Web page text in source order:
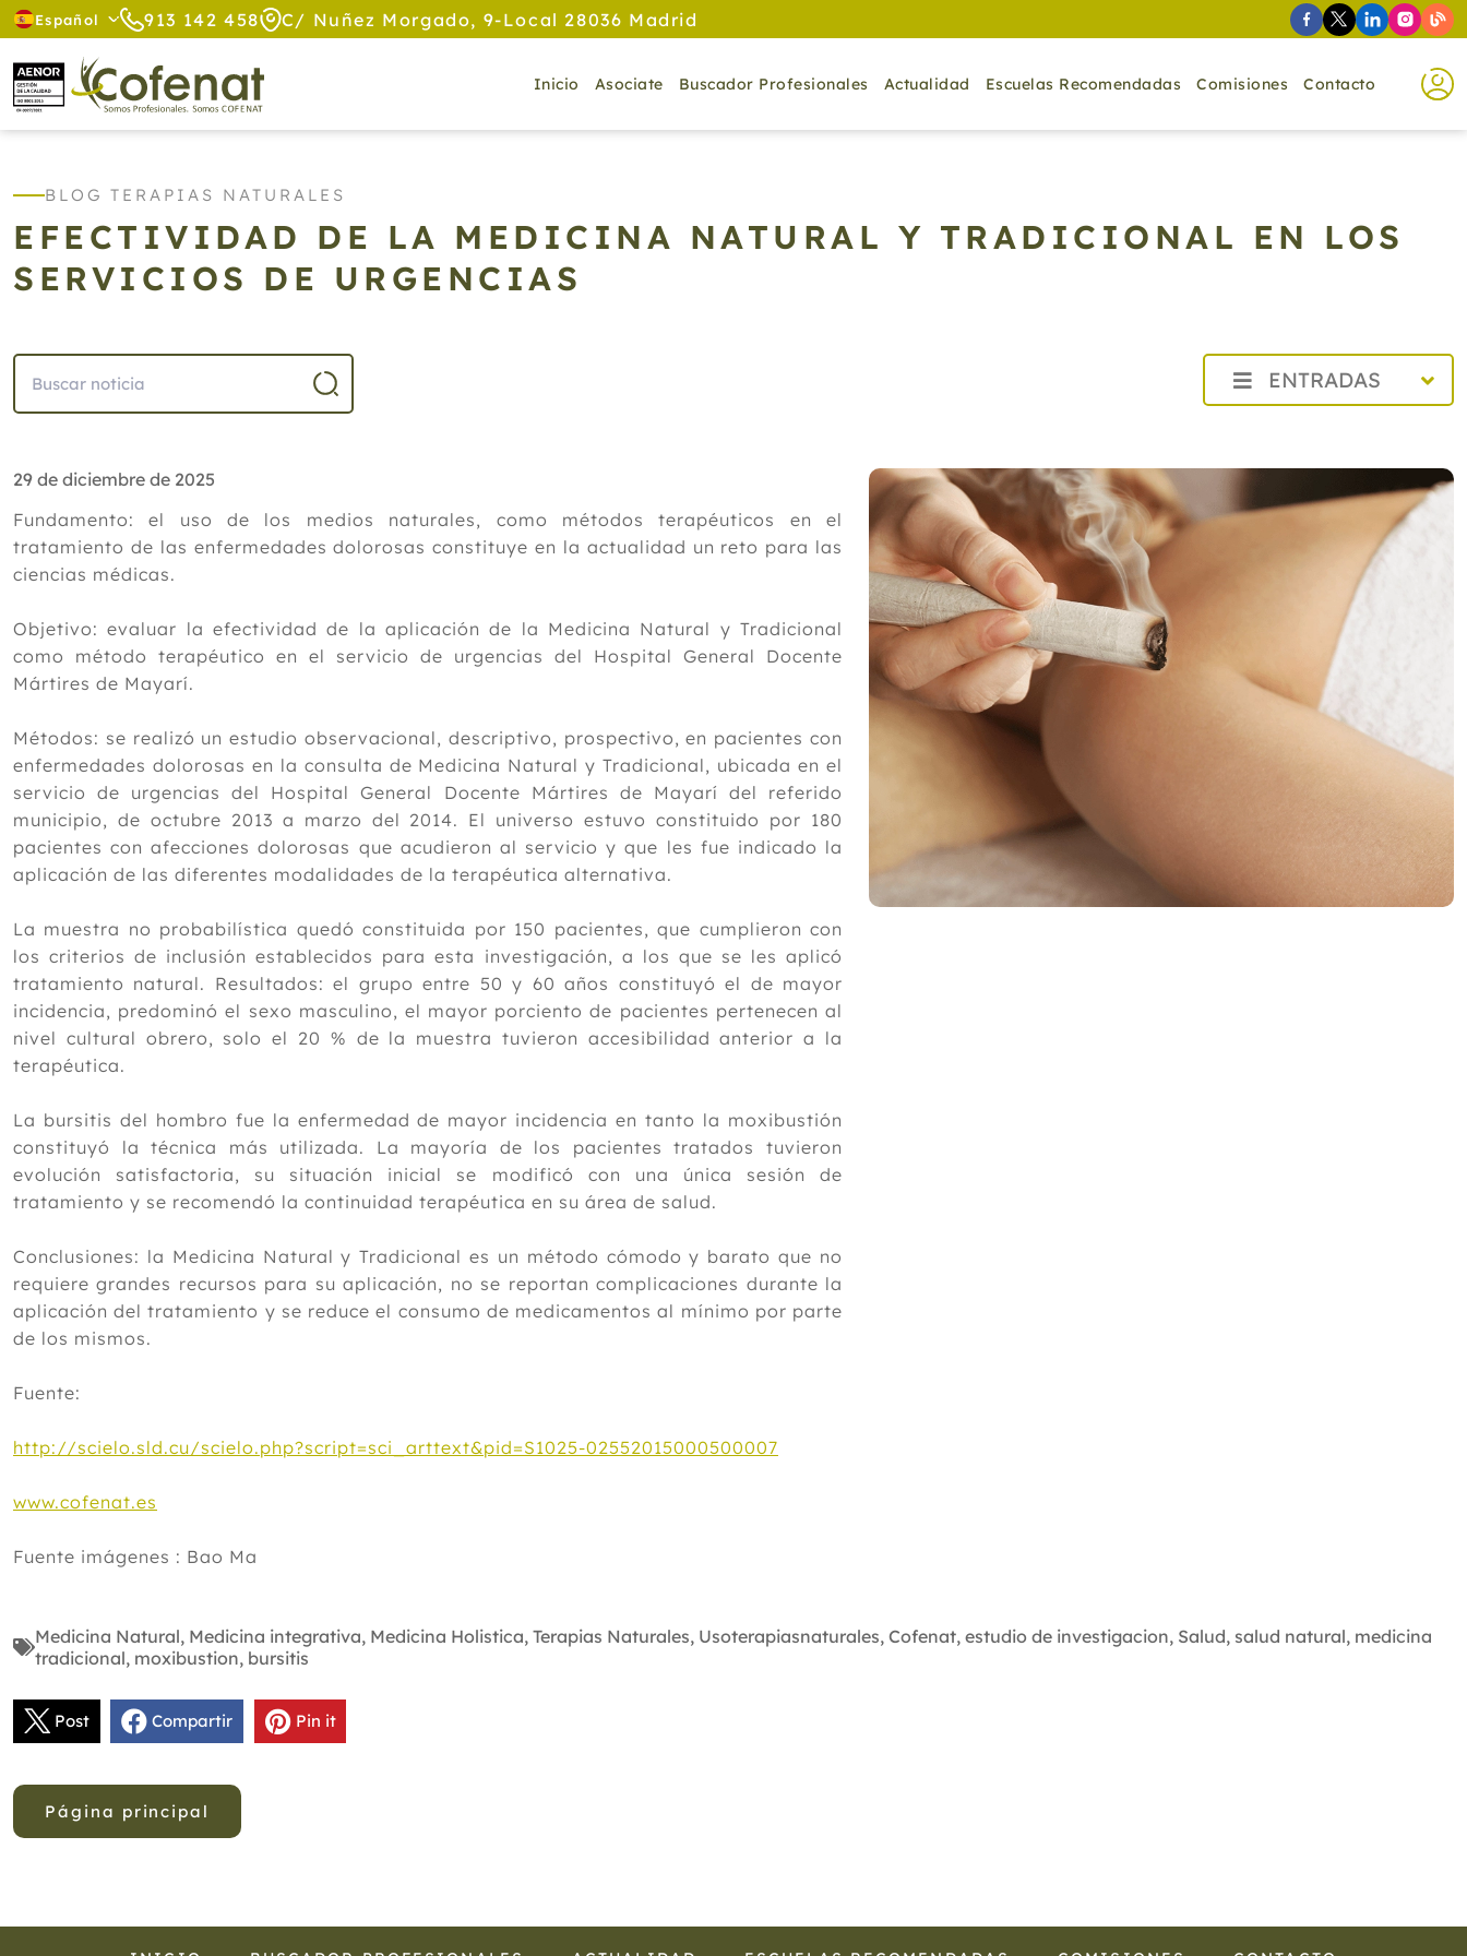
Español 913 142 458 C/ Nuñez Morgado, 9-Local 28036 Madrid
Inicio Asociate Buscador Profesionales Actualidad Escuelas Recomendadas Comisiones Contacto
BLOG TERAPIAS NATURALES
EFECTIVIDAD DE LA MEDICINA NATURAL Y TRADICIONAL EN LOS
SERVICIOS DE URGENCIAS
ENTRADAS
2025
Diciembre
Efectividad de la Medicina Natural y
Tradicional en los servicios de
urgencias
Cómo las Terapias Naturales ayudan a
mantener la salud digestiva frente a los
excesos navideños
Remedios naturales para mejorar la
digestión en Navidad
Cofenat propone las Flores de Bach
como aliadas naturales contra el bajón
Análisis de la Eficacia de la acupuntura
La inmediatez que nos enferma
El efecto del yoga sobre el estrés, la
ansiedad y la depresión en las mujeres
2016
29 de diciembre de 2025
Fundamento: el uso de los medios naturales, como métodos terapéuticos en el
tratamiento de las enfermedades dolorosas constituye en la actualidad un reto para las
ciencias médicas.
Objetivo: evaluar la efectividad de la aplicación de la Medicina Natural y Tradicional
como método terapéutico en el servicio de urgencias del Hospital General Docente
Mártires de Mayarí.
Métodos: se realizó un estudio observacional, descriptivo, prospectivo, en pacientes con
enfermedades dolorosas en la consulta de Medicina Natural y Tradicional, ubicada en el
servicio de urgencias del Hospital General Docente Mártires de Mayarí del referido
municipio, de octubre 2013 a marzo del 2014. El universo estuvo constituido por 180
pacientes con afecciones dolorosas que acudieron al servicio y que les fue indicado la
aplicación de las diferentes modalidades de la terapéutica alternativa.
La muestra no probabilística quedó constituida por 150 pacientes, que cumplieron con
los criterios de inclusión establecidos para esta investigación, a los que se les aplicó
tratamiento natural. Resultados: el grupo entre 50 y 60 años constituyó el de mayor
incidencia, predominó el sexo masculino, el mayor porciento de pacientes pertenecen al
nivel cultural obrero, solo el 20 % de la muestra tuvieron accesibilidad anterior a la
terapéutica.
La bursitis del hombro fue la enfermedad de mayor incidencia en tanto la moxibustión
constituyó la técnica más utilizada. La mayoría de los pacientes tratados tuvieron
evolución satisfactoria, su situación inicial se modificó con una única sesión de
tratamiento y se recomendó la continuidad terapéutica en su área de salud.
Conclusiones: la Medicina Natural y Tradicional es un método cómodo y barato que no
requiere grandes recursos para su aplicación, no se reportan complicaciones durante la
aplicación del tratamiento y se reduce el consumo de medicamentos al mínimo por parte
de los mismos.
Fuente:
http://scielo.sld.cu/scielo.php?script=sci_arttext&pid=S1025-02552015000500007
www.cofenat.es
Fuente imágenes : Bao Ma
Medicina Natural, Medicina integrativa, Medicina Holistica, Terapias Naturales, Usoterapiasnaturales, Cofenat, estudio de investigacion, Salud, salud natural, medicina
tradicional, moxibustion, bursitis
Post Compartir Pin it
Página principal